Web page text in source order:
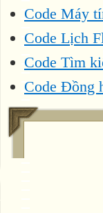
Code Máy
Code Lịch
Code Tìm
Code Đồng